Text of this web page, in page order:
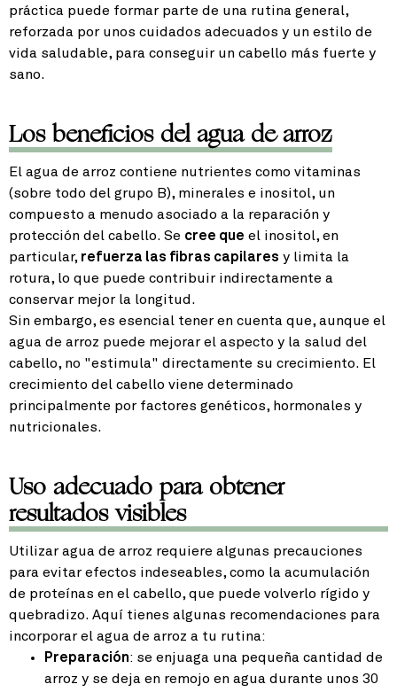
práctica puede formar parte de una rutina general,
reforzada por unos cuidados adecuados y un estilo de
vida saludable, para conseguir un cabello más fuerte y
sano.
Los beneficios del agua de arroz
El agua de arroz contiene nutrientes como vitaminas
(sobre todo del grupo B), minerales e inositol, un
compuesto a menudo asociado a la reparación y
protección del cabello. Se cree que el inositol, en
particular, refuerza las fibras capilares y limita la
rotura, lo que puede contribuir indirectamente a
conservar mejor la longitud.
Sin embargo, es esencial tener en cuenta que, aunque el
agua de arroz puede mejorar el aspecto y la salud del
cabello, no "estimula" directamente su crecimiento. El
crecimiento del cabello viene determinado
principalmente por factores genéticos, hormonales y
nutricionales.
Uso adecuado para obtener
resultados visibles
Utilizar agua de arroz requiere algunas precauciones
para evitar efectos indeseables, como la acumulación
de proteínas en el cabello, que puede volverlo rígido y
quebradizo. Aquí tienes algunas recomendaciones para
incorporar el agua de arroz a tu rutina:
Preparación: se enjuaga una pequeña cantidad de
arroz y se deja en remojo en agua durante unos 30